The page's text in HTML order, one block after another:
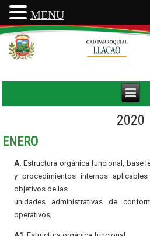
2020
ENERO
A. Estructura orgánica funcional, base
y procedimientos internos
objetivos de las
unidades administrativas de
operativos;
MENU